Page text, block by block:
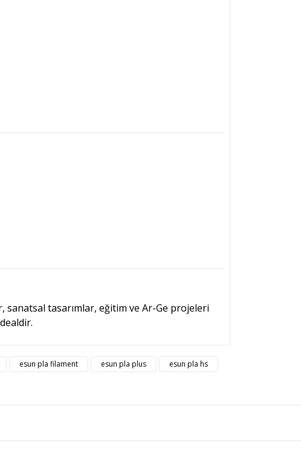
tasarımlar, eğitim ve Ar-Ge projeleri
gördüğünüz noktaları öneri formunu kullanarak
esun pla filament esun pla plus
esun pla hs